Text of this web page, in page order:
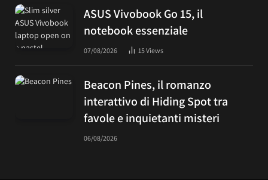
ASUS Vivobook Go 15, il
notebook essenziale
07/08/2026 15Views
Beacon Pines, il romanzo
interattivo di Hiding Spot tra
favole e inquietanti misteri
06/08/2026